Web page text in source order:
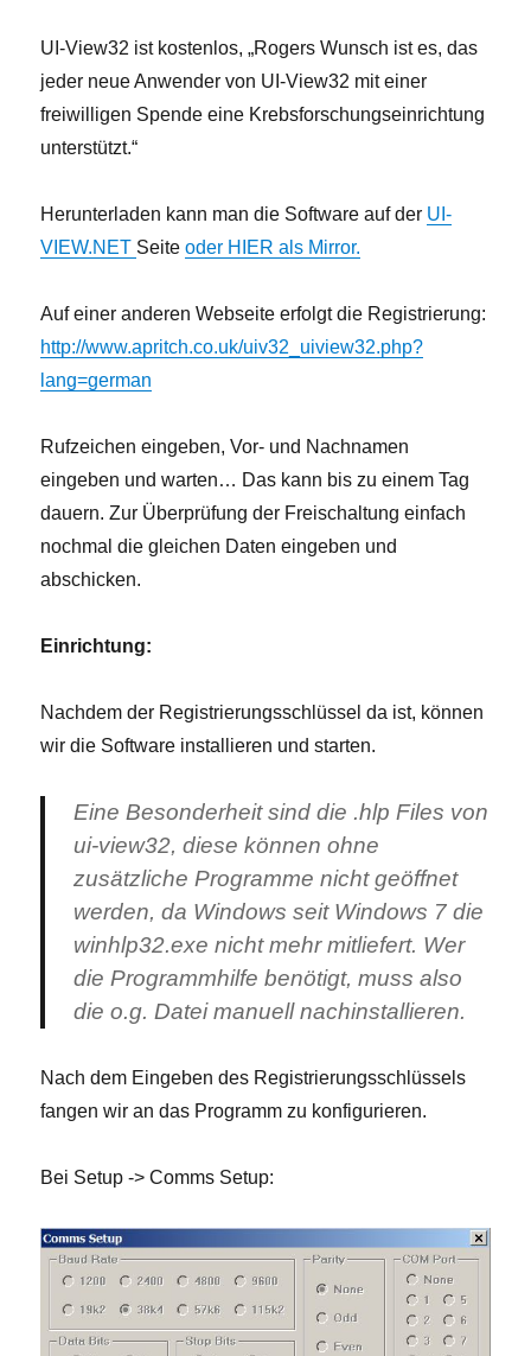
UI-View32 ist kostenlos, „Rogers Wunsch ist es, das
jeder neue Anwender von UI-View32 mit einer
freiwilligen Spende eine Krebsforschungseinrichtung
unterstützt.“
Herunterladen kann man die Software auf der UI-
VIEW.NET Seiteoder HIER als Mirror.
Auf einer anderen Webseite erfolgt die Registrierung:
http://www.apritch.co.uk/uiv32_uiview32.php?
lang=german
Rufzeichen eingeben, Vor- und Nachnamen
eingeben und warten… Das kann bis zu einem Tag
dauern. Zur Überprüfung der Freischaltung einfach
nochmal die gleichen Daten eingeben und
abschicken.
Einrichtung:
Nachdem der Registrierungsschlüssel da ist, können
wir die Software installieren und starten.
Eine Besonderheit sind die .hlp Files von
ui-view32, diese können ohne
zusätzliche Programme nicht geöffnet
werden, da Windows seit Windows 7 die
winhlp32.exe nicht mehr mitliefert. Wer
die Programmhilfe benötigt, muss also
die o.g. Datei manuell nachinstallieren.
Nach dem Eingeben des Registrierungsschlüssels
fangen wir an das Programm zu konfigurieren.
Bei Setup -> Comms Setup: